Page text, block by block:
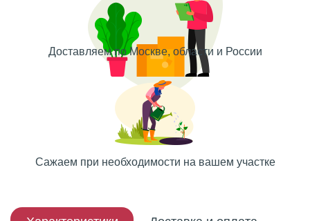
Доставляем по Москве, области и России
Сажаем при необходимости на вашем участке